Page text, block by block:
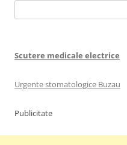
for:
Scutere medicale electrice
Urgente stomatologice Buzau
Publicitate